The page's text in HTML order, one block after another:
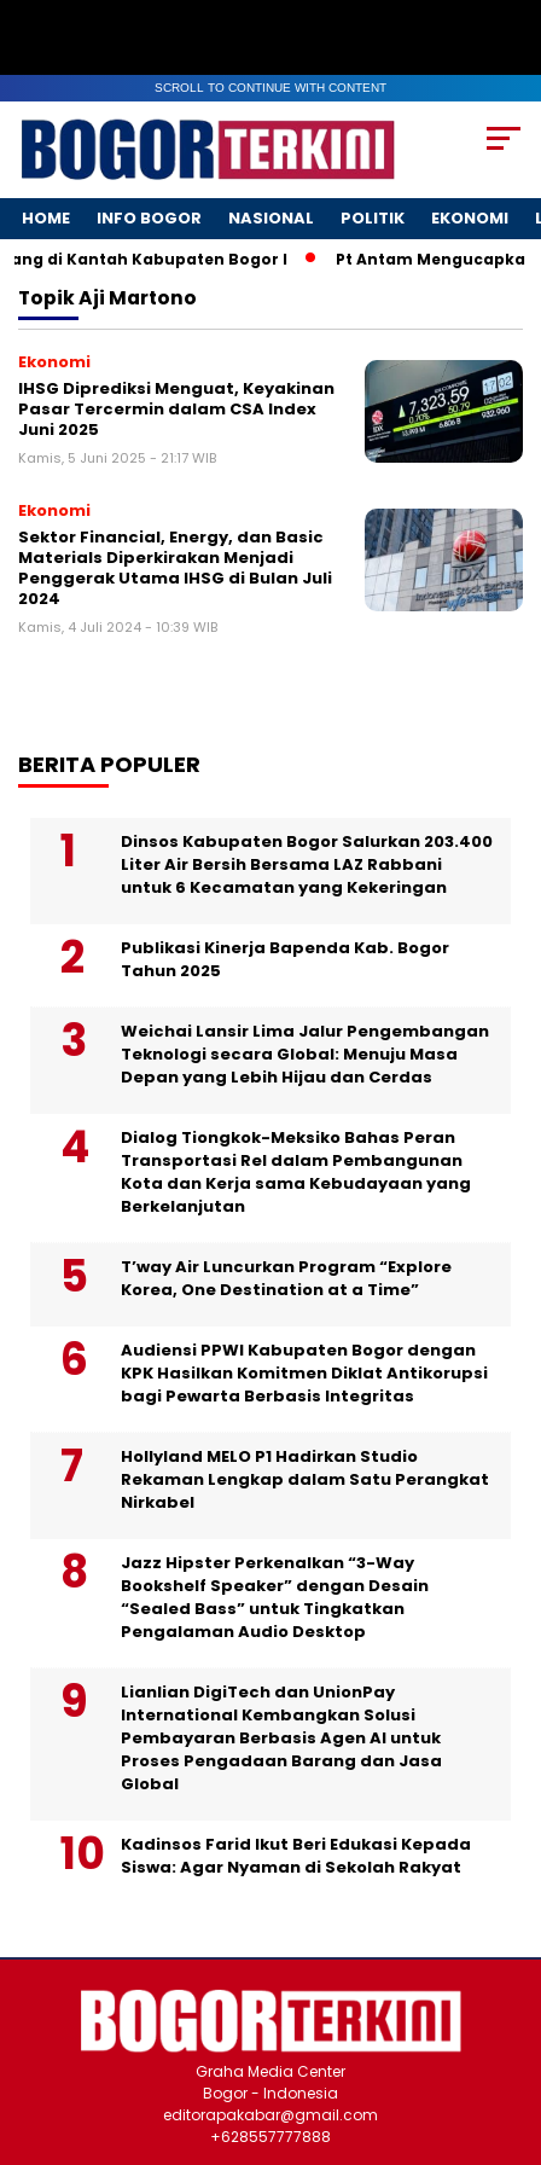
SCROLL TO CONTINUE WITH CONTENT
HOME INFO BOGOR NASIONAL POLITIK EKONOMI
di Kantah Kabupaten Bogor I Pt Antam Mengucapkan
TopikAji Martono
Ekonomi
IHSG Diprediksi Menguat, Keyakinan
Pasar Tercermin dalam CSA Index
Juni 2025
Kamis, 5 Juni 2025 - 21:17 WIB
Ekonomi
Sektor Financial, Energy, dan Basic
Materials Diperkirakan Menjadi
Penggerak Utama IHSG di Bulan Juli
2024
Kamis, 4 Juli 2024 - 10:39 WIB
BERITA POPULER
Dinsos Kabupaten Bogor Salurkan 203.400
Liter Air Bersih Bersama LAZ Rabbani
untuk 6 Kecamatan yang Kekeringan
Publikasi Kinerja Bapenda Kab. Bogor
Tahun 2025
Weichai Lansir Lima Jalur Pengembangan
Teknologi secara Global: Menuju Masa
Depan yang Lebih Hijau dan Cerdas
Dialog Tiongkok-Meksiko Bahas Peran
Transportasi Rel dalam Pembangunan
Kota dan Kerja sama Kebudayaan yang
Berkelanjutan
T’way Air Luncurkan Program “Explore
Korea, One Destination at a Time”
Audiensi PPWI Kabupaten Bogor dengan
KPK Hasilkan Komitmen Diklat Antikorupsi
bagi Pewarta Berbasis Integritas
Hollyland MELO P1 Hadirkan Studio
Rekaman Lengkap dalam Satu Perangkat
Nirkabel
Jazz Hipster Perkenalkan “3-Way
Bookshelf Speaker” dengan Desain
“Sealed Bass” untuk Tingkatkan
Pengalaman Audio Desktop
Lianlian DigiTech dan UnionPay
International Kembangkan Solusi
Pembayaran Berbasis Agen AI untuk
Proses Pengadaan Barang dan Jasa
Global
Kadinsos Farid Ikut Beri Edukasi Kepada
Siswa: Agar Nyaman di Sekolah Rakyat
Graha Media Center
Bogor - Indonesia
editorapakabar@gmail.com
+628557777888